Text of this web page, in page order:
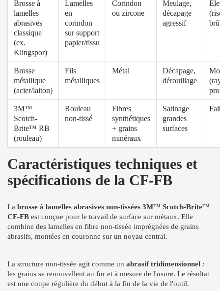
Brosse à
lamelles
abrasives
classique
(ex.
Klingspor)
Lamelles
en
corindon
sur support
papier/tissu
Corindon
ou zircone
Meulage,
décapage
agressif
Brosse
métallique
(acier/laiton)
Fils
métalliques
Métal
Décapage,
dérouillage
3M™
Scotch-
Brite™ RB
(rouleau)
Rouleau
non-tissé
Fibres
synthétiques
+ grains
minéraux
Satinage
grandes
surfaces
Caractéristiques techniques et
spécifications de la CF-FB
La brosse à lamelles abrasives non-tissées 3M™ Scotch-Brite™
CF-FB est conçue pour le travail de surface sur métaux. Elle
combine des lamelles en fibre non-tissée imprégnées de grains
abrasifs, montées en couronne sur un noyau central.
La structure non-tissée agit comme un abrasif tridimensionnel :
les grains se renouvellent au fur et à mesure de l'usure. Le résultat
est une coupe régulière du début à la fin de la vie de l'outil.